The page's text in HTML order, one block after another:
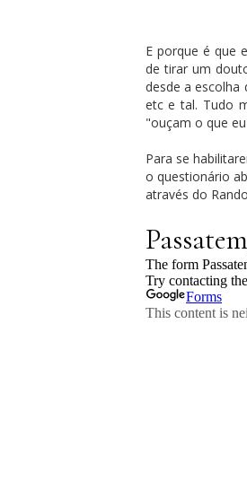
E porque é que
de tirar um
desde a escolha
etc e tal. Tudo
"ouçam o que
Para se
o questionário
através do